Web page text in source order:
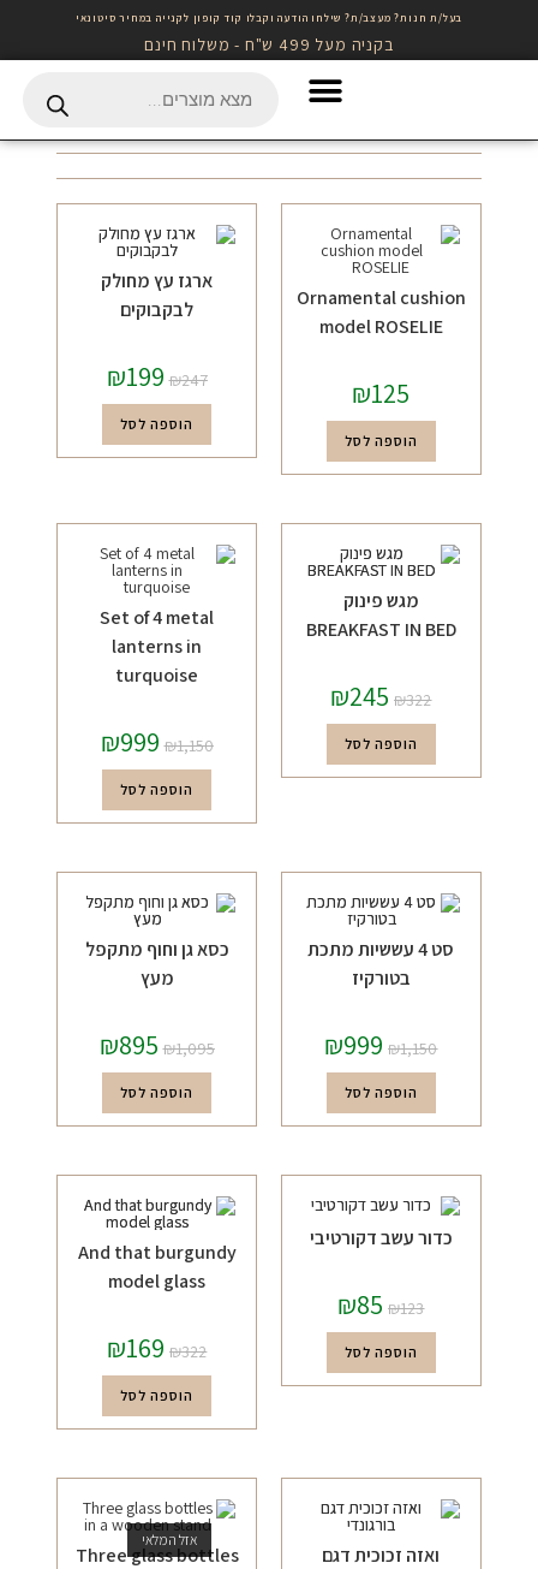
בעל/ת חנות? מעצב/ת? שילחו הודעה וקבלו קוד קופון לקנייה במחיר סיטונאי
בקניה מעל 499 ש"ח - משלוח חינם
Ornamental cushion
model ROSELIE
₪125
הוספה לסל
ארגז עץ מחולק
לבקבוקים
₪247
₪199
הוספה לסל
מגש פינוק
BREAKFAST IN BED
₪322
₪245
הוספה לסל
Set of 4 metal
lanterns in
turquoise
₪1,150
₪999
הוספה לסל
סט 4 עששיות מתכת
בטורקיז
₪1,150
₪999
הוספה לסל
כסא גן וחוף מתקפל
מעץ
₪1,095
₪895
הוספה לסל
כדור עשב דקורטיבי
₪123
₪85
הוספה לסל
And that burgundy
model glass
₪322
₪169
הוספה לסל
ואזה זכוכית דגם
אזל המלאי
Three glass bottles